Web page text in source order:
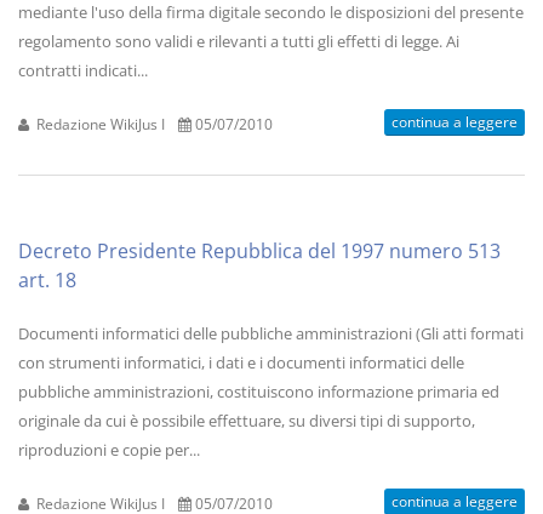
mediante l'uso della firma digitale secondo le disposizioni del presente
regolamento sono validi e rilevanti a tutti gli effetti di legge. Ai
contratti indicati...
Redazione WikiJus I 05/07/2010 continua a leggere
Decreto Presidente Repubblica del 1997 numero 513
art. 18
Documenti informatici delle pubbliche amministrazioni (Gli atti formati
con strumenti informatici, i dati e i documenti informatici delle
pubbliche amministrazioni, costituiscono informazione primaria ed
originale da cui è possibile effettuare, su diversi tipi di supporto,
riproduzioni e copie per...
Redazione WikiJus I 05/07/2010 continua a leggere